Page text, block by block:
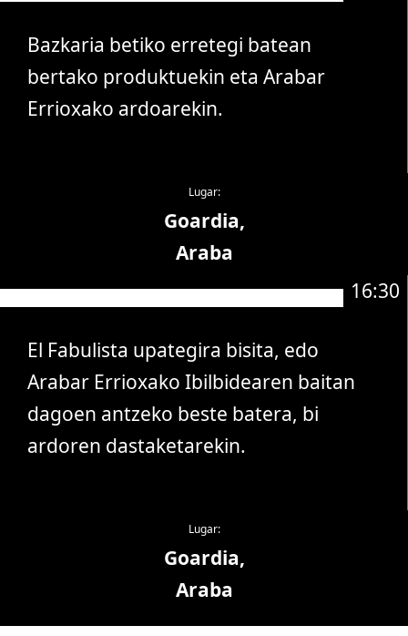
Bazkaria betiko erretegi batean
bertako produktuekin eta Arabar
Errioxako ardoarekin.
Lugar:
Goardia,
Araba
16:30
El Fabulista upategira bisita, edo
Arabar Errioxako Ibilbidearen baitan
dagoen antzeko beste batera, bi
ardoren dastaketarekin.
Lugar:
Goardia,
Araba